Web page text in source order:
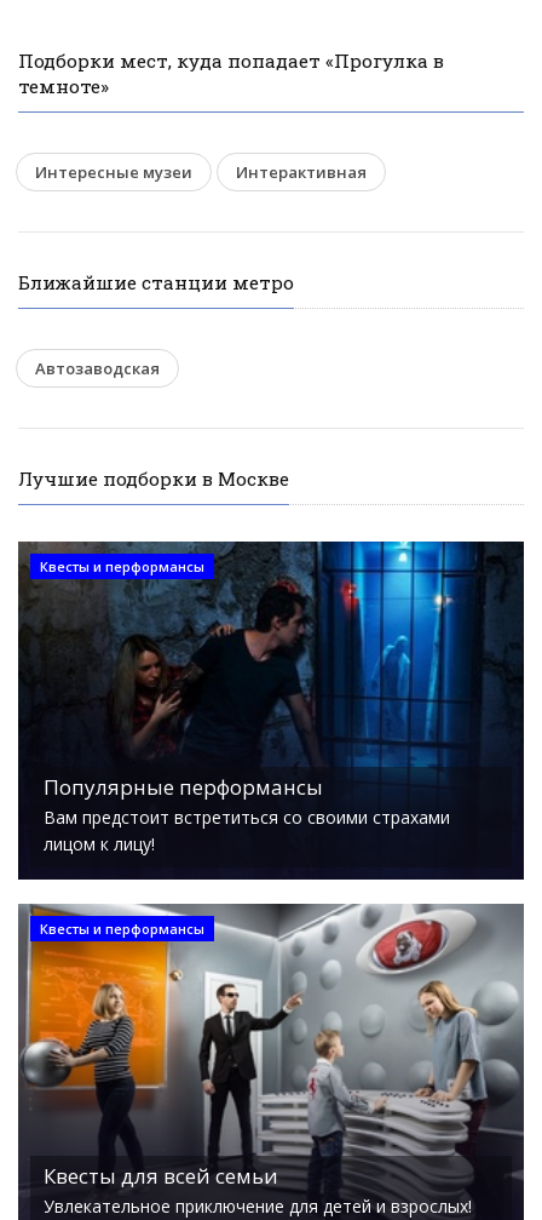
Подборки мест, куда попадает «Прогулка в
темноте»
Интересные музеи Интерактивная
Ближайшие станции метро
Автозаводская
Лучшие подборки в Москве
Квесты и перформансы
Популярные перформансы
Вам предстоит встретиться со своими страхами
лицом к лицу!
Квесты и перформансы
Квесты для всей семьи
Увлекательное приключение для детей и взрослых!